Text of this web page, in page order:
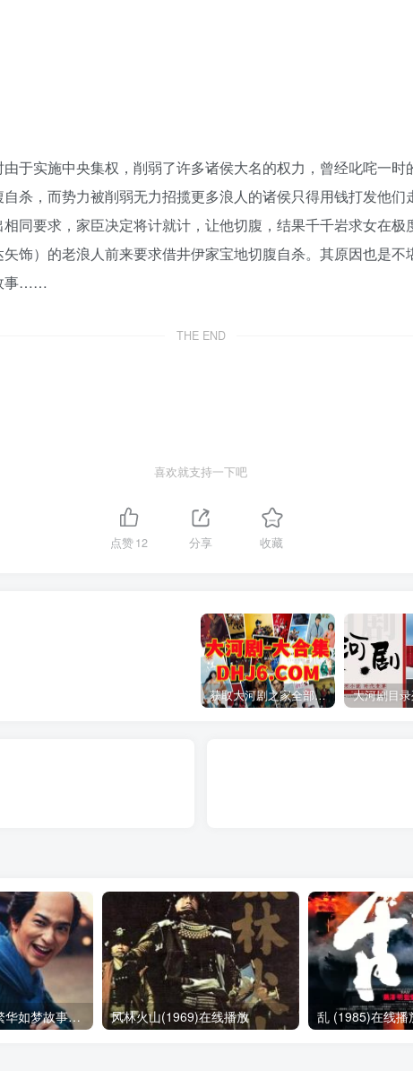
实施中央集权，削弱了许多诸侯大名的权力，曾经叱咤一时
杀，而势力被削弱无力招揽更多浪人的诸侯只得用钱打发他
同要求，家臣决定将计就计，让他切腹，结果千千岩求女在极
）的老浪人前来要求借井伊家宝地切腹自杀。其原因也是不
事……
THE END
喜欢就支持一下吧
点赞12 分享 收藏
获取大河剧之家全部资源
岂有此理～茑重繁华如梦故事～(2025)在线播放 全集 风林火山(1969)在线播放 乱 (1985)在线播